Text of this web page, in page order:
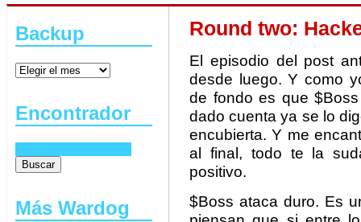
Backup
Encontrador
Más Wardog
Round two:
El episodio del post
desde luego. Y como
de fondo es que
dado cuenta ya se lo
encubierta. Y me
al final, todo te la
positivo.
$Boss ataca duro. Es